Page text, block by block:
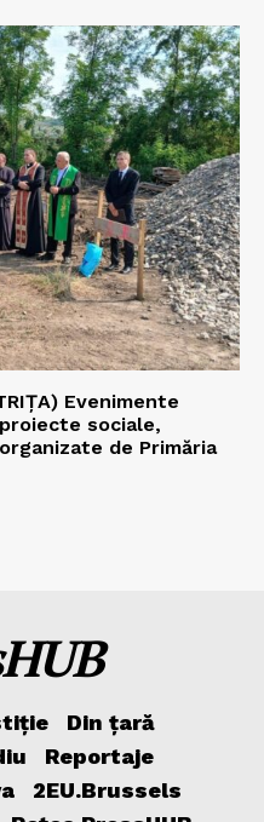
Evenimente
sociale,
de Primăria
Din țară
Reportaje
2EU.Brussels